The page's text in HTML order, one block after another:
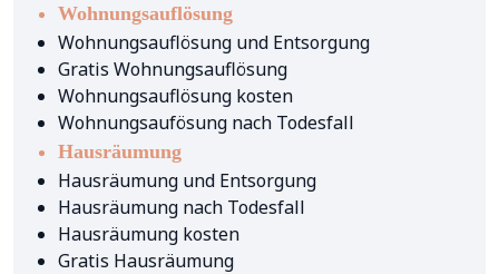
Wohnungsauflösung
Wohnungsauflösung und Entsorgung
Gratis Wohnungsauflösung
Wohnungsauflösung kosten
Wohnungsaufösung nach Todesfall
Hausräumung
Hausräumung und Entsorgung
Hausräumung nach Todesfall
Hausräumung kosten
Gratis Hausräumung